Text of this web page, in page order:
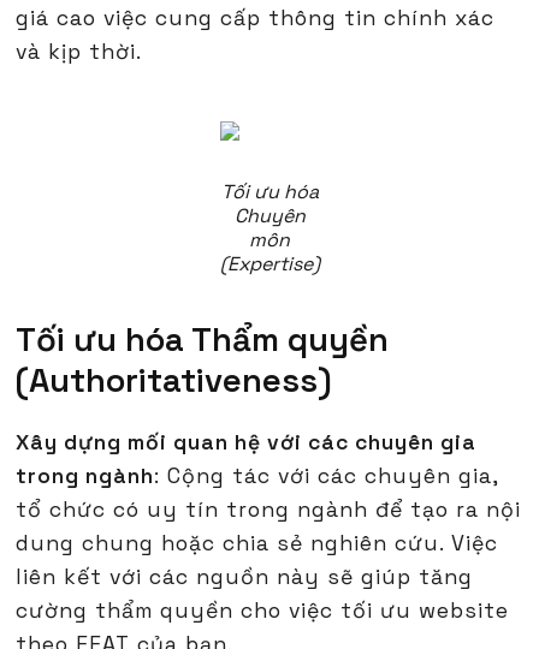
giá cao việc cung cấp thông tin chính xác
và kịp thời.
Tối ưu hóa
Chuyên
môn
(Expertise)
Tối ưu hóa Thẩm quyền
(Authoritativeness)
Xây dựng mối quan hệ với các chuyên gia
trong ngành: Cộng tác với các chuyên gia,
tổ chức có uy tín trong ngành để tạo ra nội
dung chung hoặc chia sẻ nghiên cứu. Việc
liên kết với các nguồn này sẽ giúp tăng
cường thẩm quyền cho việc tối ưu website